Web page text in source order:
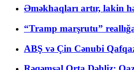
Əməkhaqları artır, lakin
“Tramp marşrutu”
ABŞ və Çin Cənubi